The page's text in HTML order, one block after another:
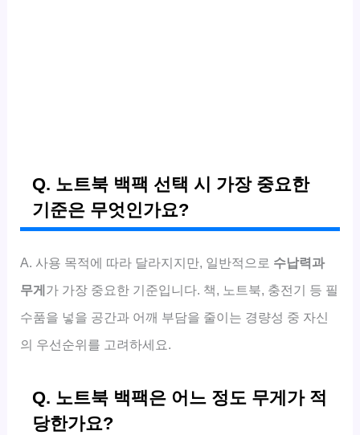
Q. 노트북 백팩 선택 시 가장 중요한
기준은 무엇인가요?
A. 사용 목적에 따라 달라지지만, 일반적으로 수납력과
무게 가 가장 중요한 기준입니다. 책, 노트북, 충전기 등 필
수품을 넣을 공간과 어깨 부담을 줄이는 경량성 중 자신
의 우선순위를 고려하세요.
Q. 노트북 백팩은 어느 정도 무게가 적
당한가요?